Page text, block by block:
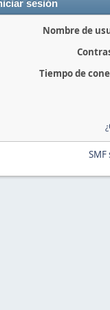
sesión
Nombre de
Tiempo de
SMF